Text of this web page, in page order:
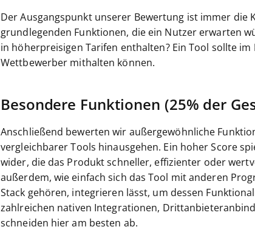
Der Ausgangspunkt unserer Bewertung ist immer
grundlegenden Funktionen, die ein Nutzer erwarten
in höherpreisigen Tarifen enthalten? Ein Tool sollte
Wettbewerber mithalten können.
Besondere Funktionen (25% der
Anschließend bewerten wir außergewöhnliche
vergleichbarer Tools hinausgehen. Ein hoher Score
wider, die das Produkt schneller, effizienter oder
außerdem, wie einfach sich das Tool mit anderen
Stack gehören, integrieren lässt, um dessen
zahlreichen nativen Integrationen,
schneiden hier am besten ab.